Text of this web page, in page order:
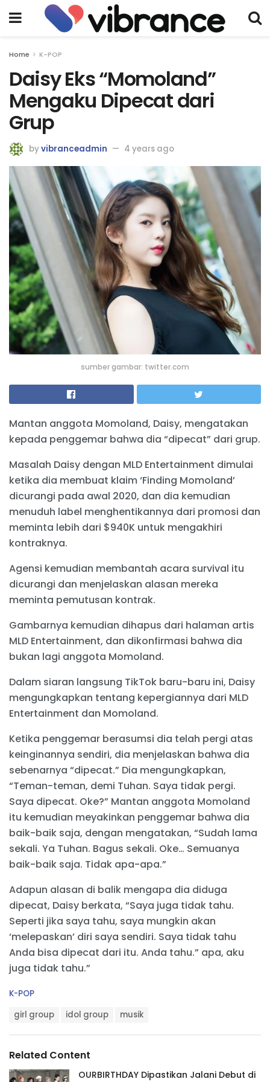
Home K-POP
Daisy Eks “Momoland”
Mengaku Dipecat dari
Grup
byvibranceadmin 4 years ago
sumber gambar: twitter.com
Mantan anggota Momoland, Daisy, mengatakan
kepada penggemar bahwa dia “dipecat” dari grup.
Masalah Daisy dengan MLD Entertainment dimulai
ketika dia membuat klaim ‘Finding Momoland’
dicurangi pada awal 2020, dan dia kemudian
menuduh label menghentikannya dari promosi dan
meminta lebih dari $940K untuk mengakhiri
kontraknya.
Agensi kemudian membantah acara survival itu
dicurangi dan menjelaskan alasan mereka
meminta pemutusan kontrak.
Gambarnya kemudian dihapus dari halaman artis
MLD Entertainment, dan dikonfirmasi bahwa dia
bukan lagi anggota Momoland.
Dalam siaran langsung TikTok baru-baru ini, Daisy
mengungkapkan tentang kepergiannya dari MLD
Entertainment dan Momoland.
Ketika penggemar berasumsi dia telah pergi atas
keinginannya sendiri, dia menjelaskan bahwa dia
sebenarnya “dipecat.” Dia mengungkapkan,
“Teman-teman, demi Tuhan. Saya tidak pergi.
Saya dipecat. Oke?” Mantan anggota Momoland
itu kemudian meyakinkan penggemar bahwa dia
baik-baik saja, dengan mengatakan, “Sudah lama
sekali. Ya Tuhan. Bagus sekali. Oke… Semuanya
baik-baik saja. Tidak apa-apa.”
Adapun alasan di balik mengapa dia diduga
dipecat, Daisy berkata, “Saya juga tidak tahu.
Seperti jika saya tahu, saya mungkin akan
‘melepaskan’ diri saya sendiri. Saya tidak tahu
Anda bisa dipecat dari itu. Anda tahu.” apa, aku
juga tidak tahu.”
C
r
i
K-POP
:
girl group idol group musik
Related Content
OURBIRTHDAY Dipastikan Jalani Debut di